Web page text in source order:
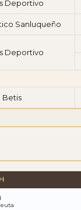
Deportivo
Sanluqueño
Deportivo
Betis